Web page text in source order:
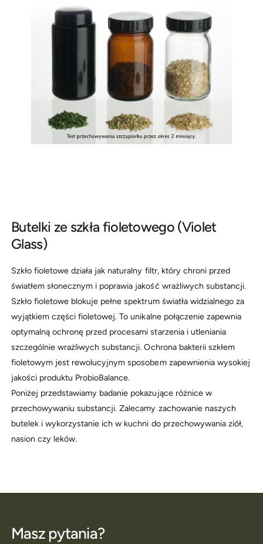
Butelki ze szkła fioletowego (Violet
Glass)
Szkło fioletowe działa jak naturalny filtr, który chroni przed
światłem słonecznym i poprawia jakość wrażliwych substancji.
Szkło fioletowe blokuje pełne spektrum światła widzialnego za
wyjątkiem części fioletowej. To unikalne połączenie zapewnia
optymalną ochronę przed procesami starzenia i utleniania
szczególnie wrażliwych substancji. Ochrona bakterii szkłem
fioletowym jest rewolucyjnym sposobem zapewnienia wysokiej
jakości produktu ProbioBalance.
Poniżej przedstawiamy badanie pokazujące różnice w
przechowywaniu substancji. Zalecamy zachowanie naszych
butelek i wykorzystanie ich w kuchni do przechowywania ziół,
nasion czy leków.
Masz pytania?